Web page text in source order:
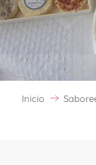
Inicio